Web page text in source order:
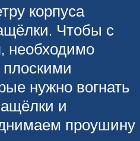
корпуса
Чтобы с
необходимо
плоскими
нужно вогнать
и
проушину